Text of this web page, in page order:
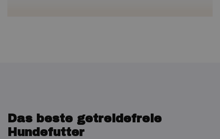
Das beste getreidefreie
Hundefutter